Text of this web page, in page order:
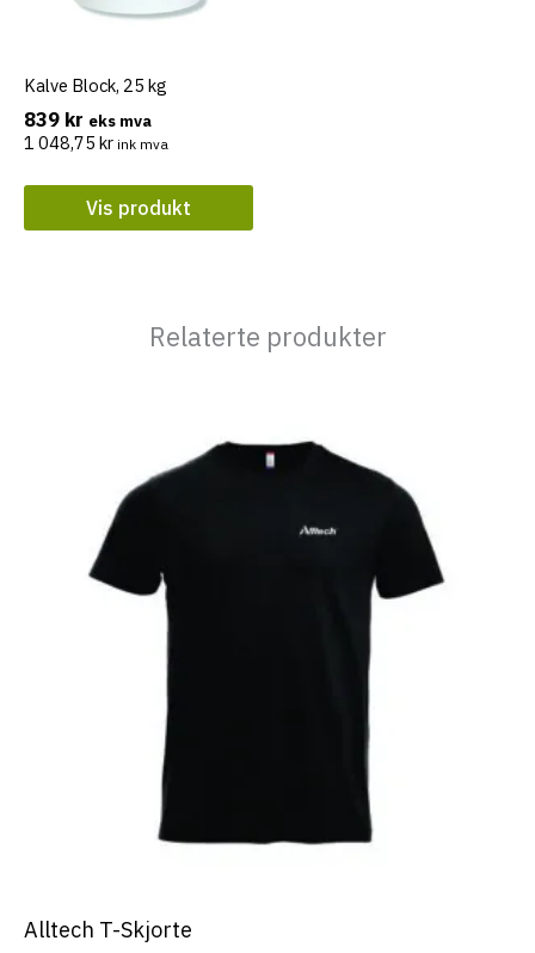
Kalve Block, 25 kg
839 kr eks mva
1 048,75 kr ink mva
Vis produkt
Relaterte produkter
Alltech T-Skjorte
Dette